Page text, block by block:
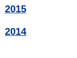
2015
2014